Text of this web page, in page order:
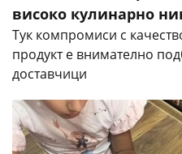
високо кулинарно
Тук компромиси с
продукт е внимателно
доставчици